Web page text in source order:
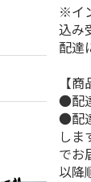
※イ
込み
配達
【
●配
●配
しま
でお
以降